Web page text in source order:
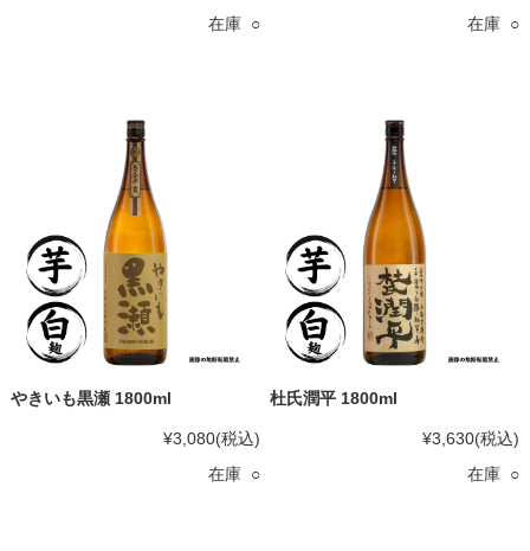
在庫 ○
在庫 ○
やきいも黒瀬 1800ml
¥3,080(税込)
在庫 ○
杜氏潤平 1800ml
¥3,630(税込)
在庫 ○